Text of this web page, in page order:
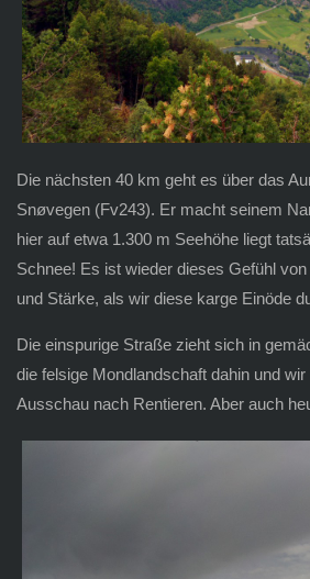
Die nächsten 40 km geht es über das
Snøvegen (Fv243). Er macht seinem
hier auf etwa 1.300 m Seehöhe liegt
Schnee! Es ist wieder dieses Gefühl
und Stärke, als wir diese karge Einöde
Die einspurige Straße zieht sich in
die felsige Mondlandschaft dahin und
Ausschau nach Rentieren. Aber auch